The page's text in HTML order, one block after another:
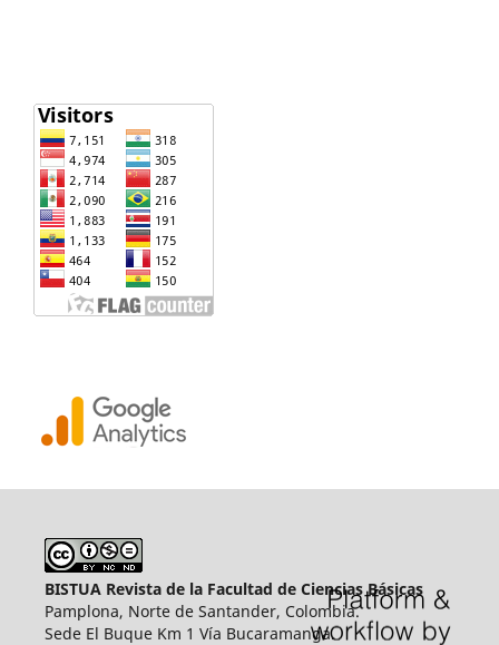
BISTUA Revista de la Facultad de Ciencias Básicas
Pamplona, Norte de Santander, Colombia.
Sede El Buque Km 1 Vía Bucaramanga.